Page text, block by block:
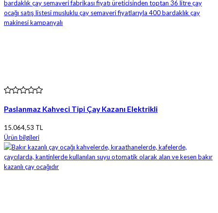
Paslanmaz Kahveci Tipi Çay Kazanı Elektrikli
15.064,53 TL
Ürün bilgileri